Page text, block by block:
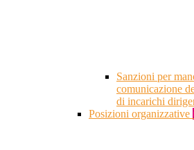
Sanzioni per
comunicazione
di incarichi
Posizioni organizzative